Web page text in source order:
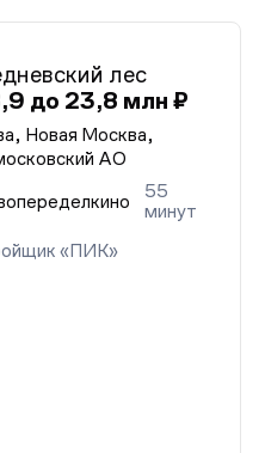
лес
до 23,8 млн ₽
Новая Москва,
АО
55
минут
«ПИК»